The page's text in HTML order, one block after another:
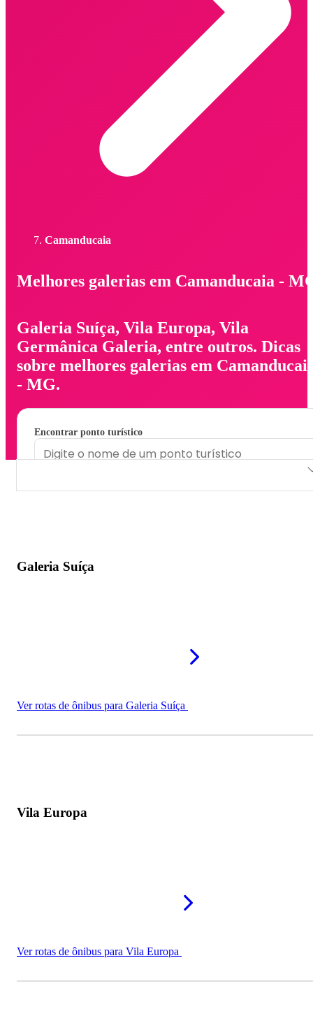
Camanducaia
Melhores galerias em Camanducaia -
Galeria Suíça, Vila Europa, Vila
Germânica Galeria, entre outros. Dicas
sobre melhores galerias em
- MG.
Encontrar ponto turístico
Galeria Suíça
Ver rotas de ônibus para Galeria Suíça
Vila Europa
Ver rotas de ônibus para Vila Europa